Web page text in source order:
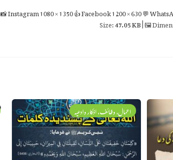
📸 Instagram1080 × 1350👍 Facebook1200 × 630💬
47.05 KB| 🖼
اعمال، وظائف، اذکار وادعیہ